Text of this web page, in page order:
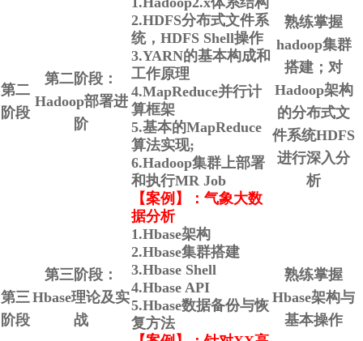
第二
阶段
第二阶段：
Hadoop部署进
阶
2.HDFS分布式文件系
统，HDFS Shell操作
3.YARN的基本构成和
工作原理
4.MapReduce并行计
算框架
5.基本的MapReduce
算法实现;
6.Hadoop集群上部署
和执行MR Job
【案例】：气象大数
据分析
熟练掌握
hadoop集群
搭建；对
Hadoop架构
的分布式文
件系统HDFS
进行深入分
析
第三
阶段
第三阶段：
Hbase理论及实
战
1.Hbase架构
2.Hbase集群搭建
3.Hbase Shell
4.Hbase API
5.Hbase数据备份与恢
复方法
熟练掌握
Hbase架构与
基本操作